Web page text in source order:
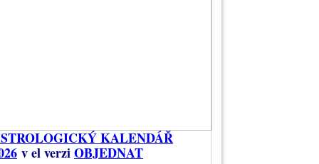
KALENDÁŘ
v el verziOBJEDNAT